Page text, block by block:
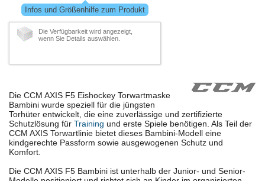
Infos und Größenhilfe zum Produkt
Die Verfügbarkeit wird angezeigt,
wenn Sie Details auswählen.
Die CCM AXIS F5 Eishockey Torwartmaske
Bambini wurde speziell für die jüngsten
Torhüter entwickelt, die eine zuverlässige und zertifizierte
Schutzlösung für Training und erste Spiele benötigen. Als Teil der
CCM AXIS Torwartlinie bietet dieses Bambini-Modell eine
kindgerechte Passform sowie ausgewogenen Schutz und
Komfort.
Die CCM AXIS F5 Bambini ist unterhalb der Junior- und Senior-